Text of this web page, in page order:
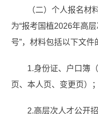
（二）个人报名材
为“报考国植2026年高
号”，材料包括以下文件
1.身份证、户口簿
页、本人页、变更页）；
2.高层次人才公开